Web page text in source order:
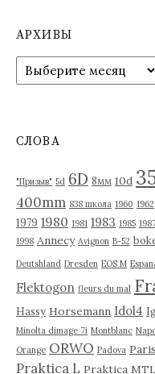
АРХИВЫ
р
в
СЛОВА
"Призыв" 5d 6D 8мм 10d
400mm 838 школа 1960 1962
1979 1980 1981 1983 1985
1998 Annecy Avignon B-52
Deutshland Dresden EOS M
Flektogon fleurs du mal
Hassy Horsemann Idol4
Minolta dimage 7i Montblanc
Orange ORWO Padova Paris
Praktica L Praktica MTL